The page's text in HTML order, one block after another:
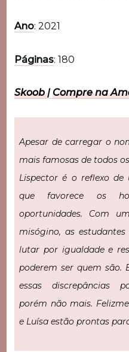
Ano: 2021
Páginas: 180
Skoob|Compre na
Apesar de carregar o
mais famosas de todos
Lispector é o reflexo de
que favorece os
oportunidades. Com
misógino, as
lutar por igualdade e
poderem ser quem são.
essas discrepâncias
porém não mais.
e Luísa estão prontas